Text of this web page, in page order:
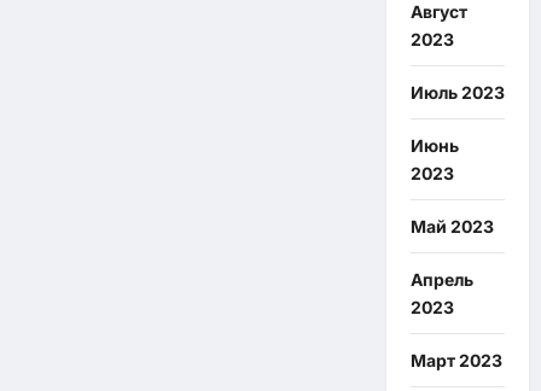
Август
2023
Июль 2023
Июнь
2023
Май 2023
Апрель
2023
Март 2023